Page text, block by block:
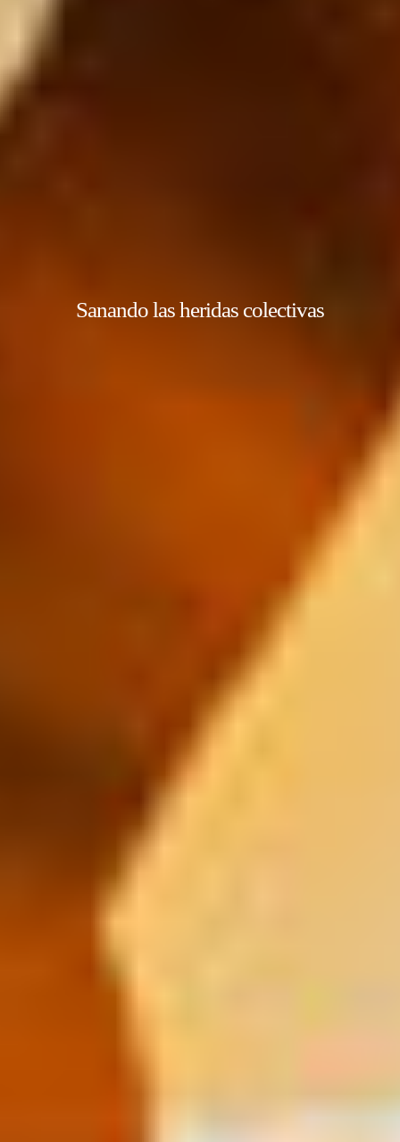
Sanando las heridas colectivas